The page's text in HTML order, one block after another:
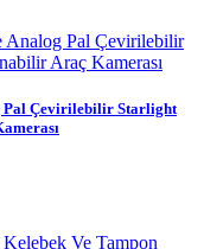
Pal Çevirilebilir Starlight